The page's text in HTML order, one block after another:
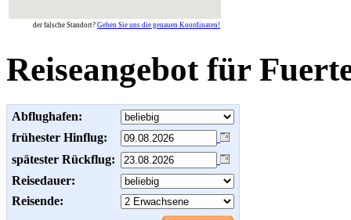
der falsche Standort? Geben Sie uns die genauen Koordinaten!
Reiseangebot für
Abflughafen:
frühester Hinflug:
spätester Rückflug:
Reisedauer:
Reisende: